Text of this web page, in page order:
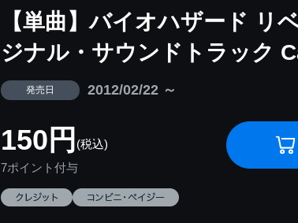
【単曲】バイオハザード リ
ジナル・サウンドトラック
発売日 2012/02/22 ～
150円 (税込)
7ポイント付与